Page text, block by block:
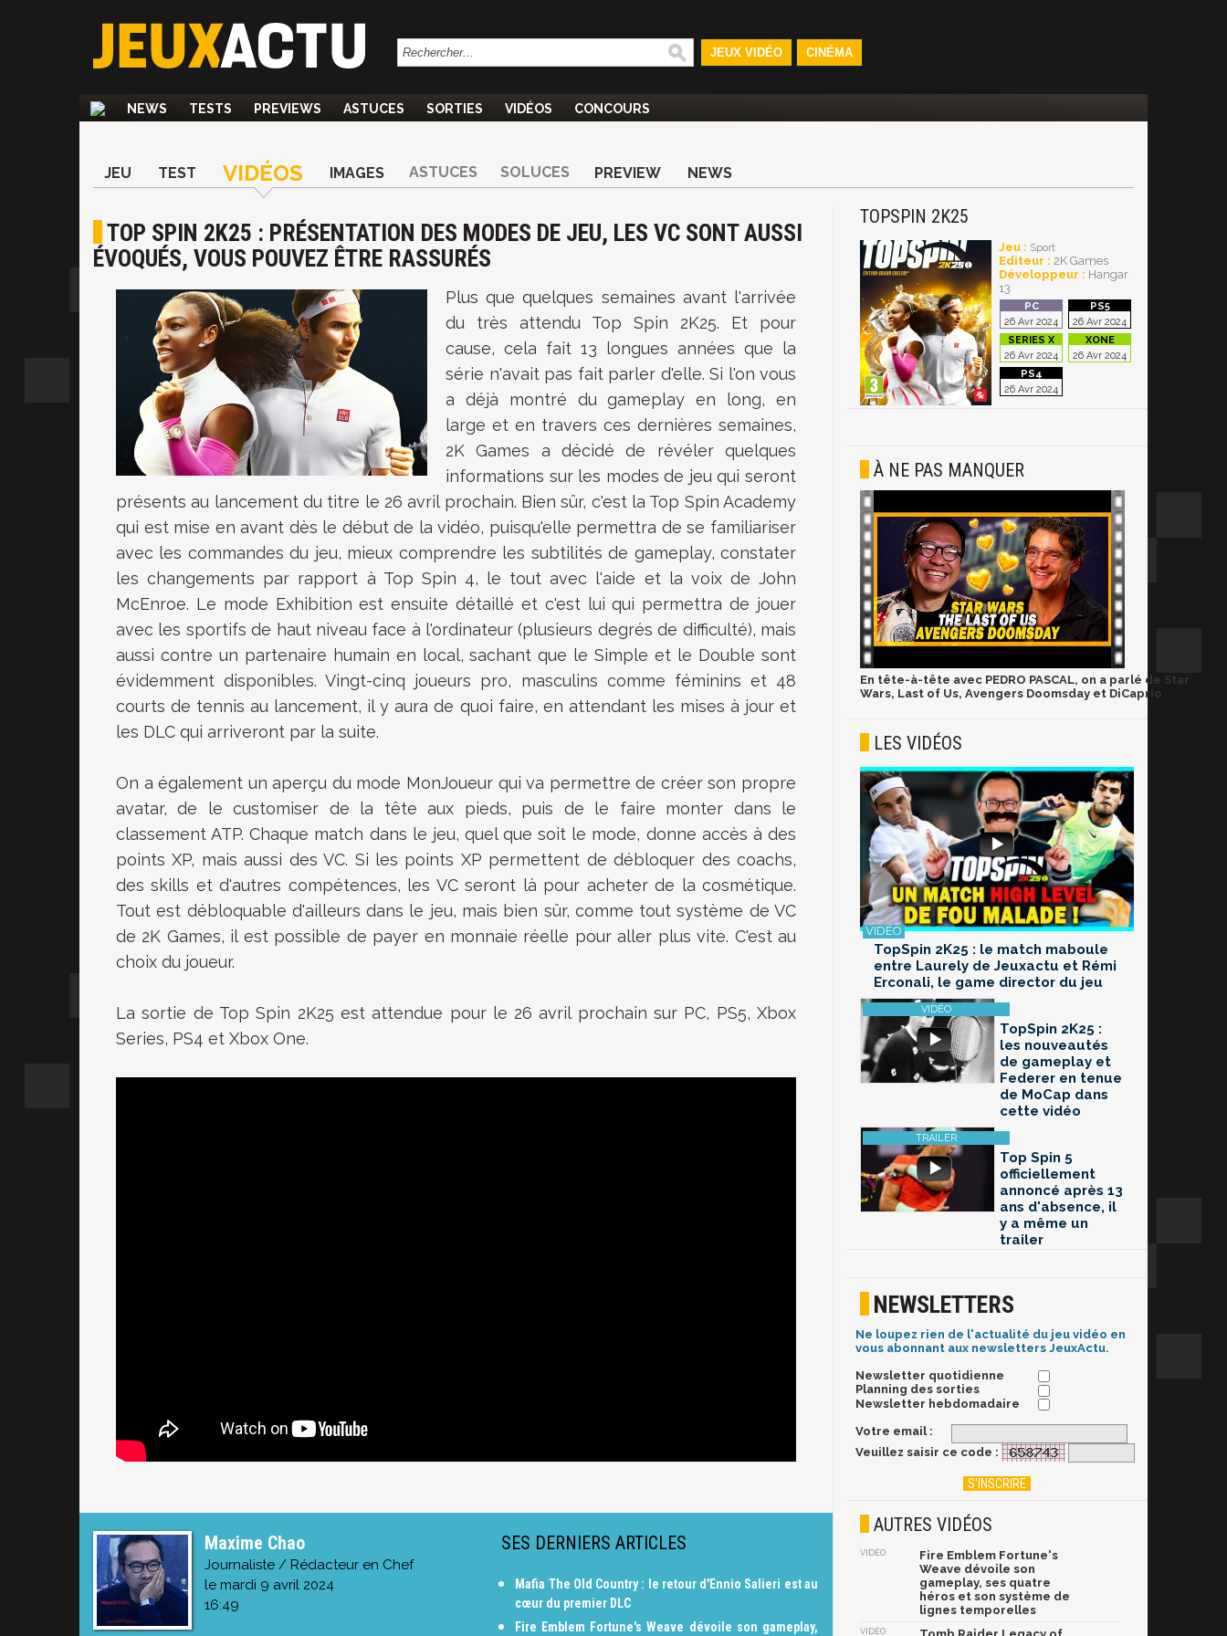
JEUX VIDÉO CINÉMA
NEWS TESTS PREVIEWS ASTUCES SORTIES VIDÉOS CONCOURS
JEU TEST VIDÉOS IMAGES ASTUCES SOLUCES PREVIEW NEWS
TOP SPIN 2K25 : PRÉSENTATION DES MODES DE JEU, LES VC SONT AUSSI
ÉVOQUÉS, VOUS POUVEZ ÊTRE RASSURÉS
Plus que quelques semaines avant l'arrivée
du très attendu Top Spin 2K25. Et pour
cause, cela fait 13 longues années que la
série n'avait pas fait parler d'elle. Si l'on vous
a déjà montré du gameplay en long, en
large et en travers ces dernières semaines,
2K Games a décidé de révéler quelques
informations sur les modes de jeu qui seront
présents au lancement du titre le 26 avril prochain. Bien sûr, c'est la Top Spin Academy
qui est mise en avant dès le début de la vidéo, puisqu'elle permettra de se familiariser
avec les commandes du jeu, mieux comprendre les subtilités de gameplay, constater
les changements par rapport à Top Spin 4, le tout avec l'aide et la voix de John
McEnroe. Le mode Exhibition est ensuite détaillé et c'est lui qui permettra de jouer
avec les sportifs de haut niveau face à l'ordinateur (plusieurs degrés de difficulté), mais
aussi contre un partenaire humain en local, sachant que le Simple et le Double sont
évidemment disponibles. Vingt-cinq joueurs pro, masculins comme féminins et 48
courts de tennis au lancement, il y aura de quoi faire, en attendant les mises à jour et
les DLC qui arriveront par la suite.
On a également un aperçu du mode MonJoueur qui va permettre de créer son propre
avatar, de le customiser de la tête aux pieds, puis de le faire monter dans le
classement ATP. Chaque match dans le jeu, quel que soit le mode, donne accès à des
points XP, mais aussi des VC. Si les points XP permettent de débloquer des coachs,
des skills et d'autres compétences, les VC seront là pour acheter de la cosmétique.
Tout est débloquable d'ailleurs dans le jeu, mais bien sûr, comme tout système de VC
de 2K Games, il est possible de payer en monnaie réelle pour aller plus vite. C'est au
choix du joueur.
La sortie de Top Spin 2K25 est attendue pour le 26 avril prochain sur PC, PS5, Xbox
Series, PS4 et Xbox One.
Maxime Chao
Journaliste / Rédacteur en Chef
le mardi 9 avril 2024
16:49
SES DERNIERS ARTICLES
Mafia The Old Country : le retour d'Ennio Salieri est au
cœur du premier DLC
Fire Emblem Fortune's Weave dévoile son gameplay,
TOPSPIN 2K25
Jeu : Sport
Editeur : 2K Games
Développeur : Hangar
13
26 Avr 2024 26 Avr 2024
26 Avr 2024 26 Avr 2024
26 Avr 2024
À NE PAS MANQUER
En tête-à-tête avec PEDRO PASCAL, on a parlé de Star
Wars, Last of Us, Avengers Doomsday et DiCaprio
LES VIDÉOS
TopSpin 2K25 : le match maboule
entre Laurely de Jeuxactu et Rémi
Erconali, le game director du jeu
TopSpin 2K25 :
les nouveautés
de gameplay et
Federer en tenue
de MoCap dans
cette vidéo
Top Spin 5
officiellement
annoncé après 13
ans d'absence, il
y a même un
trailer
NEWSLETTERS
Ne loupez rien de l'actualité du jeu vidéo en
vous abonnant aux newsletters JeuxActu.
Newsletter quotidienne
Planning des sorties
Newsletter hebdomadaire
Votre email :
Veuillez saisir ce code :
AUTRES VIDÉOS
VIDÉO
Fire Emblem Fortune's
Weave dévoile son
gameplay, ses quatre
héros et son système de
lignes temporelles
VIDÉO